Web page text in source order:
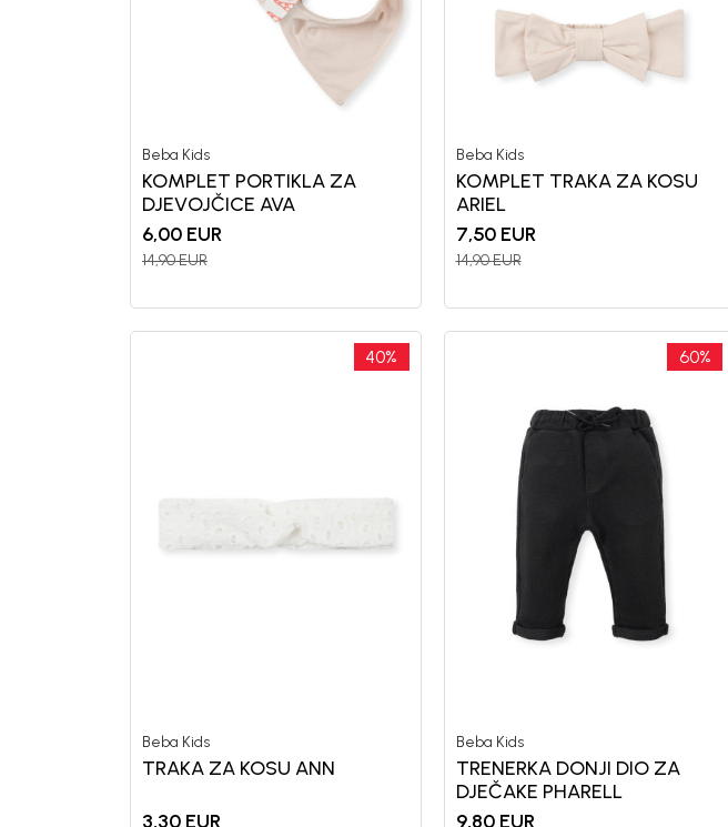
Beba Kids
KOMPLET PORTIKLA ZA
DJEVOJČICE AVA
6,00 EUR
14,90EUR
Beba Kids
KOMPLET TRAKA ZA KOSU
ARIEL
7,50 EUR
14,90EUR
40%
Beba Kids
TRAKA ZA KOSU ANN
3,30 EUR
60%
Beba Kids
TRENERKA DONJI DIO ZA
DJEČAKE PHARELL
9,80 EUR